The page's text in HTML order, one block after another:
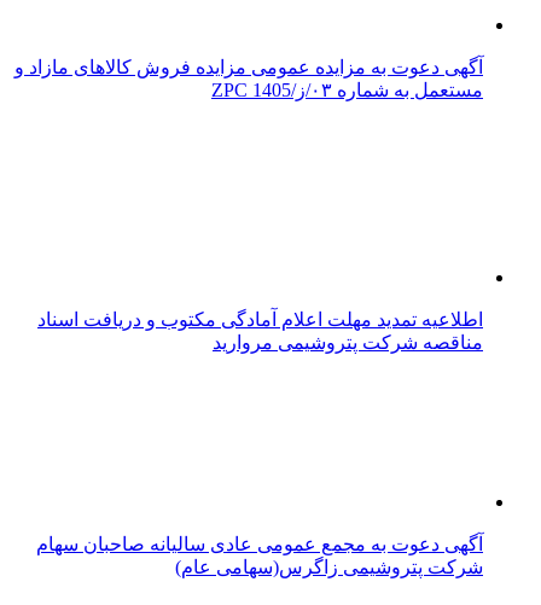
آگهی دعوت به مزایده عمومی مزایده فروش کالاهای مازاد و
مستعمل به شماره ۰۳/ز/ZPC 1405
اطلاعیه تمدید مهلت اعلام آمادگی مکتوب و دریافت اسناد
مناقصه شرکت پتروشیمی مروارید
آگهی دعوت به مجمع عمومی عادی سالیانه صاحبان سهام
شرکت پتروشیمی زاگرس(سهامی عام)